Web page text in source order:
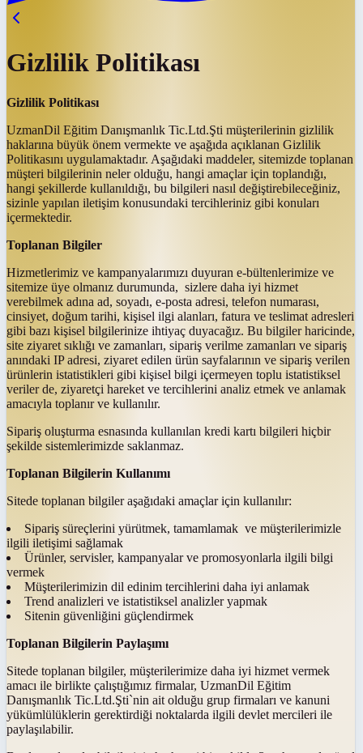
Gizlilik Politikası
Gizlilik Politikası
UzmanDil Eğitim Danışmanlık Tic.Ltd.Şti müşterilerinin gizlilik
haklarına büyük önem vermekte ve aşağıda açıklanan Gizlilik
Politikasını uygulamaktadır. Aşağıdaki maddeler, sitemizde toplanan
müşteri bilgilerinin neler olduğu, hangi amaçlar için toplandığı,
hangi şekillerde kullanıldığı, bu bilgileri nasıl değiştirebileceğiniz,
sizinle yapılan iletişim konusundaki tercihleriniz gibi konuları
içermektedir.
Toplanan Bilgiler
Hizmetlerimiz ve kampanyalarımızı duyuran e-bültenlerimize ve
sitemize üye olmanız durumunda, sizlere daha iyi hizmet
verebilmek adına ad, soyadı, e-posta adresi, telefon numarası,
cinsiyet, doğum tarihi, kişisel ilgi alanları, fatura ve teslimat adresleri
gibi bazı kişisel bilgilerinize ihtiyaç duyacağız. Bu bilgiler haricinde,
site ziyaret sıklığı ve zamanları, sipariş verilme zamanları ve sipariş
anındaki IP adresi, ziyaret edilen ürün sayfalarının ve sipariş verilen
ürünlerin istatistikleri gibi kişisel bilgi içermeyen toplu istatistiksel
veriler de, ziyaretçi hareket ve tercihlerini analiz etmek ve anlamak
amacıyla toplanır ve kullanılır.
Sipariş oluşturma esnasında kullanılan kredi kartı bilgileri hiçbir
şekilde sistemlerimizde saklanmaz.
Toplanan Bilgilerin Kullanımı
Sitede toplanan bilgiler aşağıdaki amaçlar için kullanılır:
Sipariş süreçlerini yürütmek, tamamlamak ve müşterilerimizle
ilgili iletişimi sağlamak
Ürünler, servisler, kampanyalar ve promosyonlarla ilgili bilgi
vermek
Müşterilerimizin dil edinim tercihlerini daha iyi anlamak
Trend analizleri ve istatistiksel analizler yapmak
Sitenin güvenliğini güçlendirmek
Toplanan Bilgilerin Paylaşımı
Sitede toplanan bilgiler, müşterilerimize daha iyi hizmet vermek
amacı ile birlikte çalıştığımız firmalar, UzmanDil Eğitim
Danışmanlık Tic.Ltd.Şti`nin ait olduğu grup firmaları ve kanuni
yükümlülüklerin gerektirdiği noktalarda ilgili devlet mercileri ile
paylaşılabilir.